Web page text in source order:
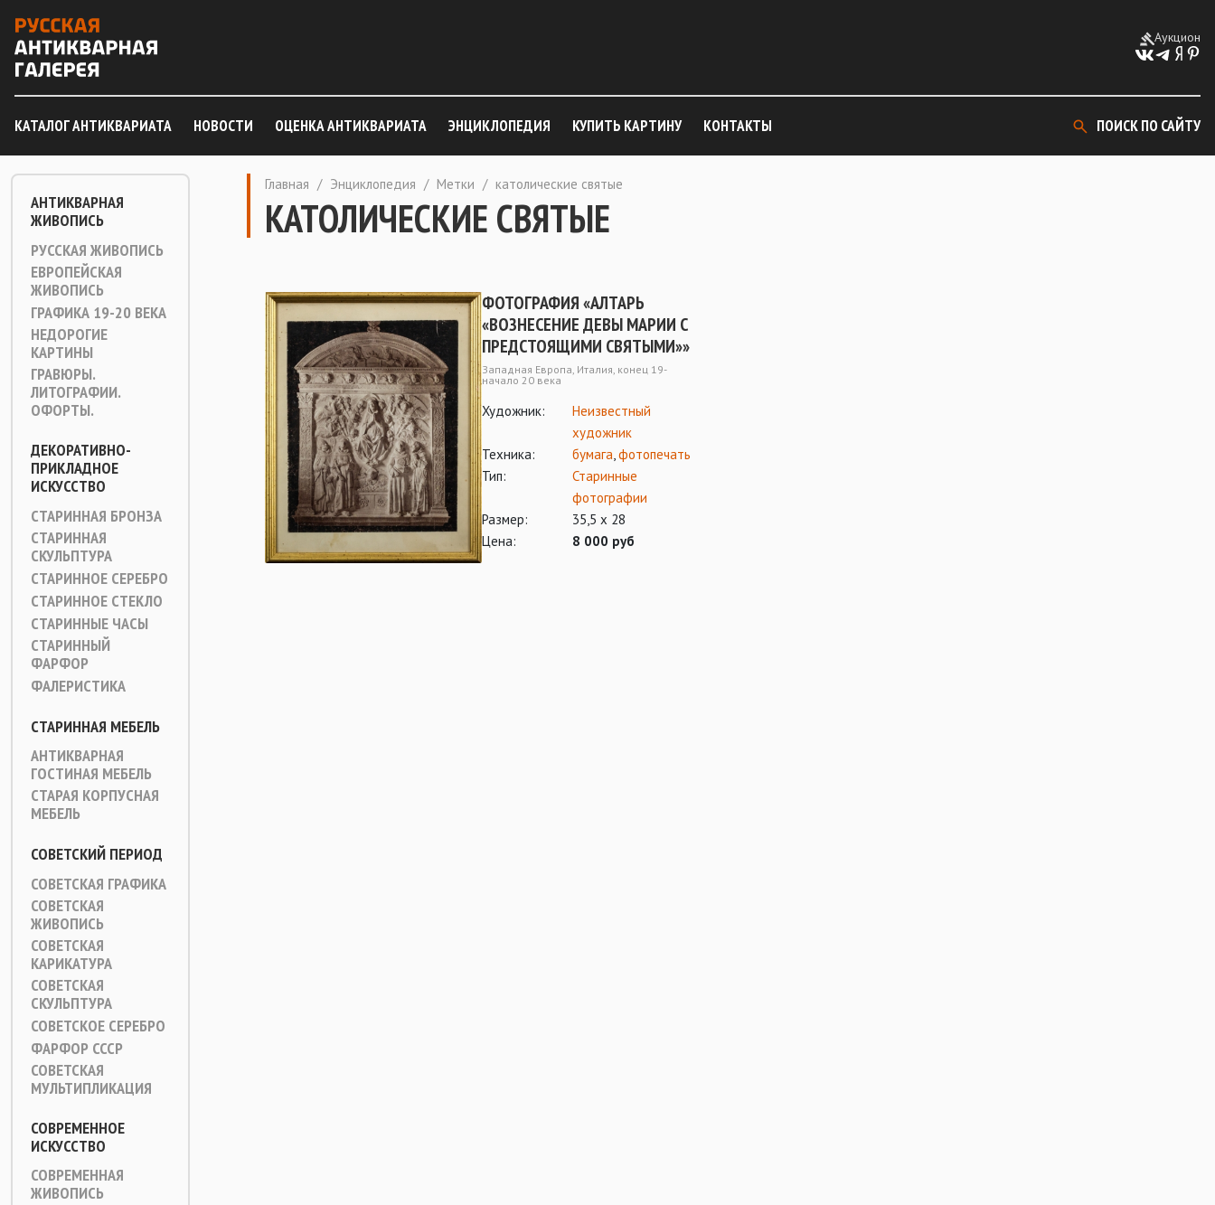
Аукцион
КАТАЛОГ АНТИКВАРИАТА НОВОСТИ ОЦЕНКА АНТИКВАРИАТА ЭНЦИКЛОПЕДИЯ КУПИТЬ КАРТИНУ КОНТАКТЫ ПОИСК ПО САЙТУ
АНТИКВАРНАЯ
ЖИВОПИСЬ
РУССКАЯ ЖИВОПИСЬ
ЕВРОПЕЙСКАЯ
ЖИВОПИСЬ
ГРАФИКА 19-20 ВЕКА
НЕДОРОГИЕ
КАРТИНЫ
ГРАВЮРЫ.
ЛИТОГРАФИИ.
ОФОРТЫ.
ДЕКОРАТИВНО-
ПРИКЛАДНОЕ
ИСКУССТВО
СТАРИННАЯ БРОНЗА
СТАРИННАЯ
СКУЛЬПТУРА
СТАРИННОЕ СЕРЕБРО
СТАРИННОЕ СТЕКЛО
СТАРИННЫЕ ЧАСЫ
СТАРИННЫЙ
ФАРФОР
ФАЛЕРИСТИКА
СТАРИННАЯ МЕБЕЛЬ
АНТИКВАРНАЯ
ГОСТИНАЯ МЕБЕЛЬ
СТАРАЯ КОРПУСНАЯ
МЕБЕЛЬ
СОВЕТСКИЙ ПЕРИОД
СОВЕТСКАЯ ГРАФИКА
СОВЕТСКАЯ
ЖИВОПИСЬ
СОВЕТСКАЯ
КАРИКАТУРА
СОВЕТСКАЯ
СКУЛЬПТУРА
СОВЕТСКОЕ СЕРЕБРО
ФАРФОР СССР
СОВЕТСКАЯ
МУЛЬТИПЛИКАЦИЯ
СОВРЕМЕННОЕ
ИСКУССТВО
СОВРЕМЕННАЯ
ЖИВОПИСЬ
Главная / Энциклопедия / Метки / католические святые
КАТОЛИЧЕСКИЕ СВЯТЫЕ
ФОТОГРАФИЯ «АЛТАРЬ
«ВОЗНЕСЕНИЕ ДЕВЫ МАРИИ С
ПРЕДСТОЯЩИМИ СВЯТЫМИ»»
Западная Европа, Италия, конец 19-
начало 20 века
Художник:
Неизвестный
художник
Техника:
бумага,фотопечать
Тип:
Старинные
фотографии
Размер:
35,5 х 28
Цена:
8 000 руб